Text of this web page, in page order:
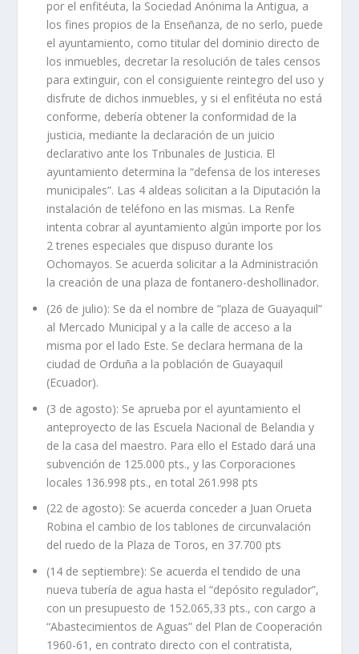
por el enfitéuta, la Sociedad Anónima la Antigua, a
los fines propios de la Enseñanza, de no serlo, puede
el ayuntamiento, como titular del dominio directo de
los inmuebles, decretar la resolución de tales censos
para extinguir, con el consiguiente reintegro del uso y
disfrute de dichos inmuebles, y si el enfitéuta no está
conforme, debería obtener la conformidad de la
justicia, mediante la declaración de un juicio
declarativo ante los Tribunales de Justicia. El
ayuntamiento determina la “defensa de los intereses
municipales”. Las 4 aldeas solicitan a la Diputación la
instalación de teléfono en las mismas. La Renfe
intenta cobrar al ayuntamiento algún importe por los
2 trenes especiales que dispuso durante los
Ochomayos. Se acuerda solicitar a la Administración
la creación de una plaza de fontanero-deshollinador.
(26 de julio): Se da el nombre de ”plaza de Guayaquil”
al Mercado Municipal y a la calle de acceso a la
misma por el lado Este. Se declara hermana de la
ciudad de Orduña a la población de Guayaquil
(Ecuador).
(3 de agosto): Se aprueba por el ayuntamiento el
anteproyecto de las Escuela Nacional de Belandia y
de la casa del maestro. Para ello el Estado dará una
subvención de 125.000 pts., y las Corporaciones
locales 136.998 pts., en total 261.998 pts
(22 de agosto): Se acuerda conceder a Juan Orueta
Robina el cambio de los tablones de circunvalación
del ruedo de la Plaza de Toros, en 37.700 pts
(14 de septiembre): Se acuerda el tendido de una
nueva tubería de agua hasta el “depósito regulador”,
con un presupuesto de 152.065,33 pts., con cargo a
“Abastecimientos de Aguas” del Plan de Cooperación
1960-61, en contrato directo con el contratista,